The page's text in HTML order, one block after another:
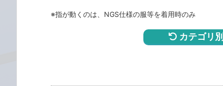
※指が動くのは、NGS仕様の服等を着用時のみ
カテゴリ